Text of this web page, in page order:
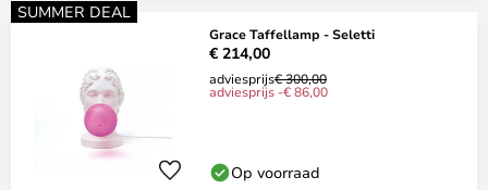
SUMMER DEAL
Grace Taffellamp - Seletti
€ 214,00
adviesprijs€ 300,00
adviesprijs -€ 86,00
Op voorraad